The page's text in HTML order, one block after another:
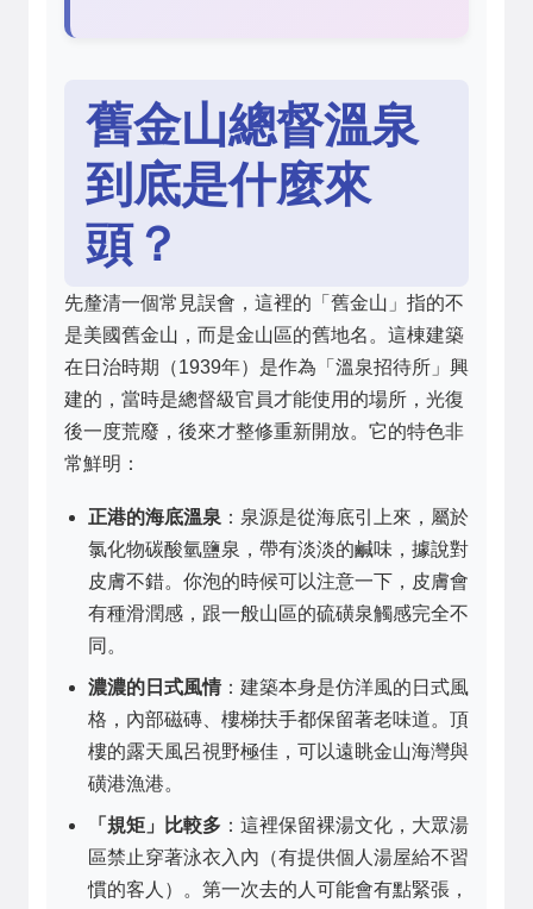
舊金山總督溫泉
到底是什麼來
頭？
先釐清一個常見誤會，這裡的「舊金山」指的不
是美國舊金山，而是金山區的舊地名。這棟建築
在日治時期（1939年）是作為「溫泉招待所」興
建的，當時是總督級官員才能使用的場所，光復
後一度荒廢，後來才整修重新開放。它的特色非
常鮮明：
正港的海底溫泉 ：泉源是從海底引上來，屬於
氯化物碳酸氫鹽泉，帶有淡淡的鹹味，據說對
皮膚不錯。你泡的時候可以注意一下，皮膚會
有種滑潤感，跟一般山區的硫磺泉觸感完全不
同。
濃濃的日式風情：建築本身是仿洋風的日式風
格，內部磁磚、樓梯扶手都保留著老味道。頂
樓的露天風呂視野極佳，可以遠眺金山海灣與
磺港漁港。
「規矩」比較多 ：這裡保留裸湯文化，大眾湯
區禁止穿著泳衣入內（有提供個人湯屋給不習
慣的客人）。第一次去的人可能會有點緊張，